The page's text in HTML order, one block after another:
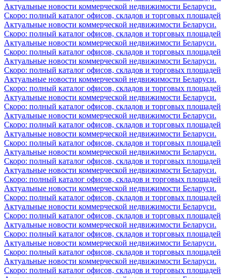
Актуальные новости коммерческой недвижимости Беларуси.
Скоро: полный каталог офисов, складов и торговых площадей
Актуальные новости коммерческой недвижимости Беларуси.
Скоро: полный каталог офисов, складов и торговых площадей
Актуальные новости коммерческой недвижимости Беларуси.
Скоро: полный каталог офисов, складов и торговых площадей
Актуальные новости коммерческой недвижимости Беларуси.
Скоро: полный каталог офисов, складов и торговых площадей
Актуальные новости коммерческой недвижимости Беларуси.
Скоро: полный каталог офисов, складов и торговых площадей
Актуальные новости коммерческой недвижимости Беларуси.
Скоро: полный каталог офисов, складов и торговых площадей
Актуальные новости коммерческой недвижимости Беларуси.
Скоро: полный каталог офисов, складов и торговых площадей
Актуальные новости коммерческой недвижимости Беларуси.
Скоро: полный каталог офисов, складов и торговых площадей
Актуальные новости коммерческой недвижимости Беларуси.
Скоро: полный каталог офисов, складов и торговых площадей
Актуальные новости коммерческой недвижимости Беларуси.
Скоро: полный каталог офисов, складов и торговых площадей
Актуальные новости коммерческой недвижимости Беларуси.
Скоро: полный каталог офисов, складов и торговых площадей
Актуальные новости коммерческой недвижимости Беларуси.
Скоро: полный каталог офисов, складов и торговых площадей
Актуальные новости коммерческой недвижимости Беларуси.
Скоро: полный каталог офисов, складов и торговых площадей
Актуальные новости коммерческой недвижимости Беларуси.
Скоро: полный каталог офисов, складов и торговых площадей
Актуальные новости коммерческой недвижимости Беларуси.
Скоро: полный каталог офисов, складов и торговых площадей